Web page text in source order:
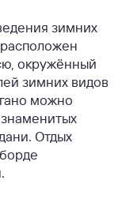
зимних
окружённый
зимних видов
можно
знаменитых
Отдых